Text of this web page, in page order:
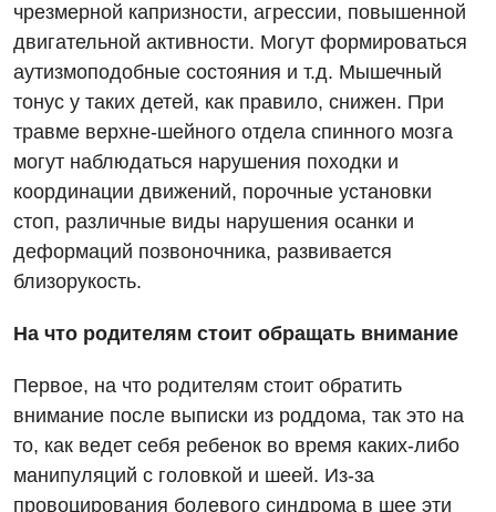
Медицинская психология
Неврология
Онкологическое отделение
Отделение интенсивной терапии
Отделение неотложных состояний
Оториноларингология
Офтальмологическое отделение
Педиатрическое отделение
чрезмерной капризности, агрессии, повышенной
двигательной активности. Могут формироваться
аутизмоподобные состояния и т.д. Мышечный
тонус у таких детей, как правило, снижен. При
травме верхне-шейного отдела спинного мозга
могут наблюдаться нарушения походки и
координации движений, порочные установки
стоп, различные виды нарушения осанки и
деформаций позвоночника, развивается
близорукость.
На что родителям стоит обращать внимание
Первое, на что родителям стоит обратить
внимание после выписки из роддома, так это на
то, как ведет себя ребенок во время каких-либо
манипуляций с головкой и шеей. Из-за
провоцирования болевого синдрома в шее эти